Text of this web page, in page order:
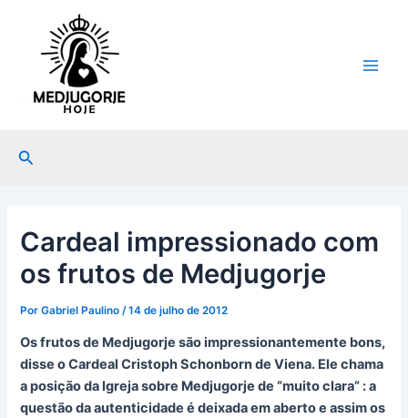
conteúdo
Pesquisar
Cardeal impressionado com
os frutos de Medjugorje
PorGabriel Paulino/14 de julho de 2012
Os frutos de Medjugorje são impressionantemente bons,
disse o Cardeal Cristoph Schonborn de Viena. Ele chama
a posição da Igreja sobre Medjugorje de “muito clara” : a
questão da autenticidade é deixada em aberto e assim os
navigation